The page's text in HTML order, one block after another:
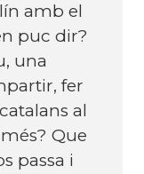
amb el
puc dir?
una
fer
al
Que
passa i